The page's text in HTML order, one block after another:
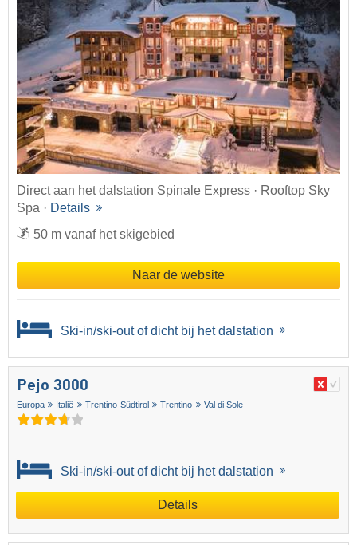
Direct aan het dalstation Spinale Express · Rooftop Sky
Spa · Details
50 m vanaf het skigebied
Naar de website
Ski-in/ski-out of dicht bij het dalstation
Pejo 3000
Europa Italië Trentino-Südtirol Trentino Val di Sole
Ski-in/ski-out of dicht bij het dalstation
Details